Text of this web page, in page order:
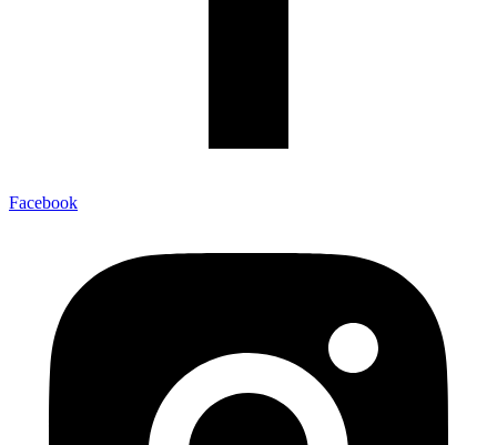
Facebook